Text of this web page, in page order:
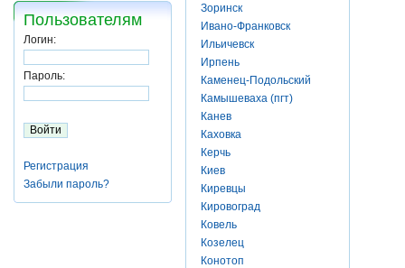
Пользователям
Логин:
Пароль:
Регистрация
Забыли пароль?
Зоринск
Ивано-Франковск
Ильичевск
Ирпень
Каменец-Подольский
Камышеваха (пгт)
Канев
Каховка
Керчь
Киев
Киревцы
Кировоград
Ковель
Козелец
Конотоп